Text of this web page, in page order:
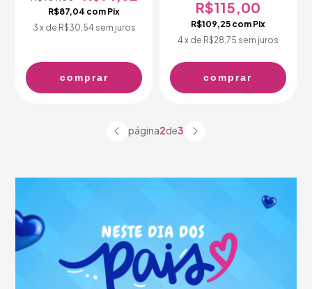
R$87,04 com Pix
3 x de R$30,54 sem juros
comprar
R$115,00
R$109,25 com Pix
4 x de R$28,75 sem juros
comprar
página2de3